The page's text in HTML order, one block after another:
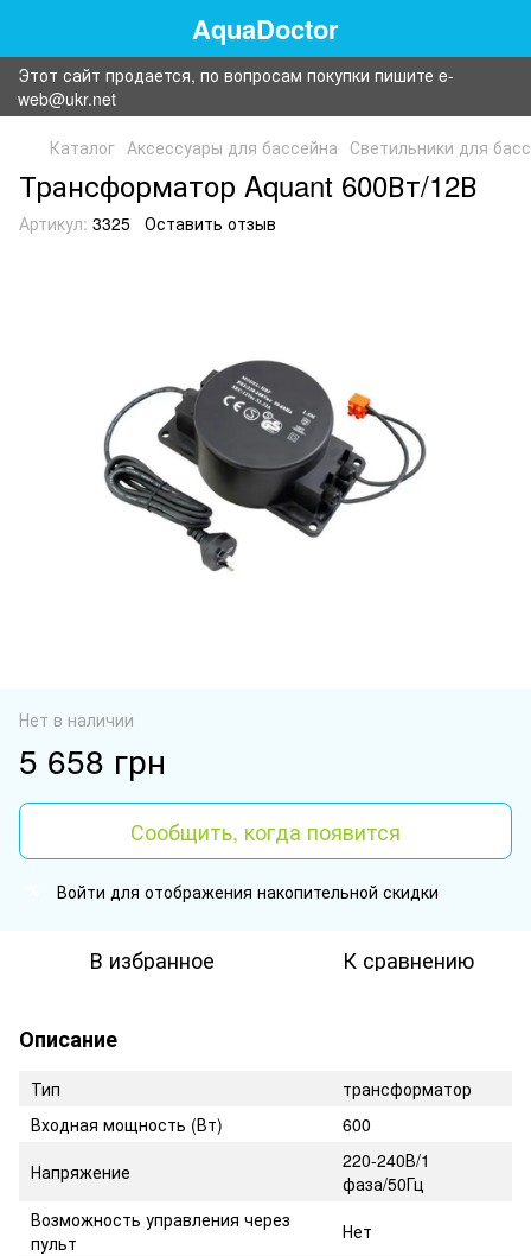
AquaDoctor
Этот сайт продается, по вопросам покупки пишите e-
web@ukr.net
Каталог Аксессуары для бассейна Светильники для
Трансформатор Aquant 600Вт/12В
Артикул: 3325 Оставить отзыв
Нет в наличии
5 658 грн
Сообщить, когда появится
Войти для отображения накопительной скидки
В избранное К сравнению
Описание
Тип
трансформатор
Входная мощность (Вт)
600
Напряжение
220-240В/1
фаза/50Гц
Возможность управления через
пульт
Нет